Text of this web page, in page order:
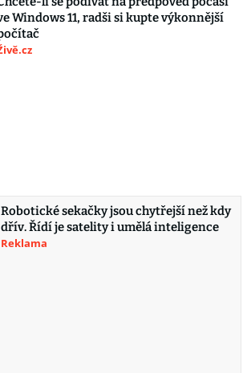
Windows 11, radši si kupte výkonnější
Robotické sekačky jsou chytřejší než kdy
dřív. Řídí je satelity i umělá inteligence
Reklama